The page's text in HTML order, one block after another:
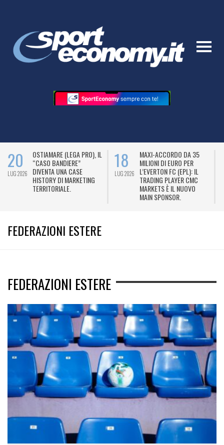
20
LUG 2026
OSTIAMARE (LEGA PRO), IL
“CASO BANDIERE”
DIVENTA UNA CASE
HISTORY DI MARKETING
TERRITORIALE.
18
LUG 2026
MAXI-ACCORDO DA 35
MILIONI DI EURO PER
L’EVERTON FC (EPL): IL
TRADING PLAYER CMC
MARKETS È IL NUOVO
MAIN SPONSOR.
FEDERAZIONI ESTERE
FEDERAZIONI ESTERE